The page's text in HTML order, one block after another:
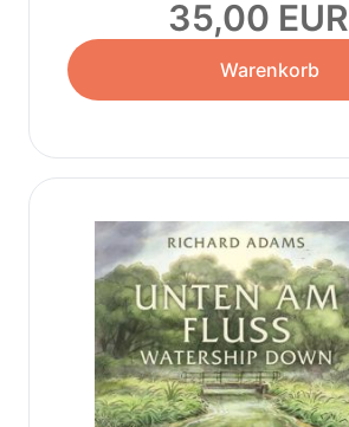
35,00 EUR
Warenkorb